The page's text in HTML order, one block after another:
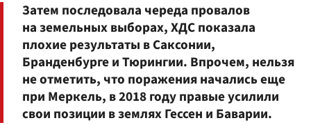
Затем последовала череда провалов
на земельных выборах, ХДС показала
плохие результаты в Саксонии,
Бранденбурге и Тюрингии. Впрочем, нельзя
не отметить, что поражения начались еще
при Меркель, в 2018 году правые усилили
свои позиции в землях Гессен и Баварии.